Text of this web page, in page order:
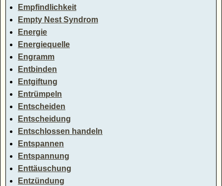
Empfindlichkeit
Empty Nest Syndrom
Energie
Energiequelle
Engramm
Entbinden
Entgiftung
Entrümpeln
Entscheiden
Entscheidung
Entschlossen handeln
Entspannen
Entspannung
Enttäuschung
Entzündung